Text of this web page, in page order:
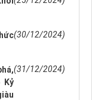
(30/12/2024)
Kỷ
(31/12/2024)